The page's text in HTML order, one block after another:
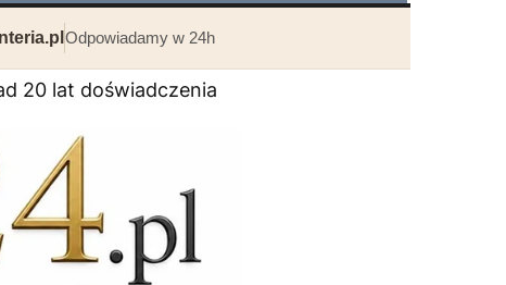
Odpowiadamy w 24h
20 lat doświadczenia